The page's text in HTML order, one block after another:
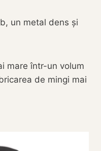
un metal dens și
mare într-un volum
de mingi mai